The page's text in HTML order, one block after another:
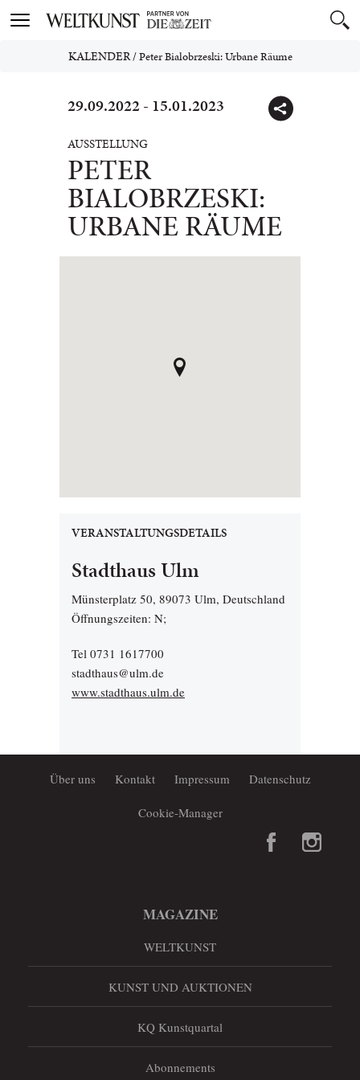
Toggle
KALENDER/Peter Bialobrzeski: Urbane Räume
29.09.2022 - 15.01.2023
AUSSTELLUNG
PETER
BIALOBRZESKI:
URBANE RÄUME
VERANSTALTUNGSDETAILS
Stadthaus Ulm
Münsterplatz 50, 89073 Ulm, Deutschland
Öffnungszeiten: N;
Tel 0731 1617700
stadthaus@ulm.de
www.stadthaus.ulm.de
Über uns Kontakt Impressum Datenschutz
Cookie-Manager
MAGAZINE
WELTKUNST
KUNST UND AUKTIONEN
KQ Kunstquartal
Abonnements